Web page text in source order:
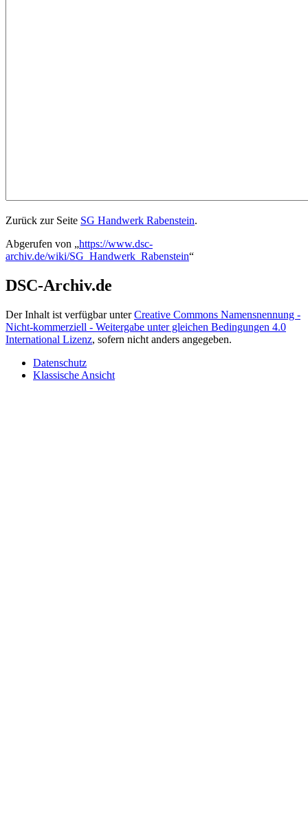
Zurück zur Seite SG Handwerk Rabenstein.
Abgerufen von „https://www.dsc-
archiv.de/wiki/SG_Handwerk_Rabenstein“
DSC-Archiv.de
Der Inhalt ist verfügbar unterCreative Commons Namensnennung -
Nicht-kommerziell - Weitergabe unter gleichen Bedingungen 4.0
International Lizenz, sofern nicht anders angegeben.
Datenschutz
Klassische Ansicht